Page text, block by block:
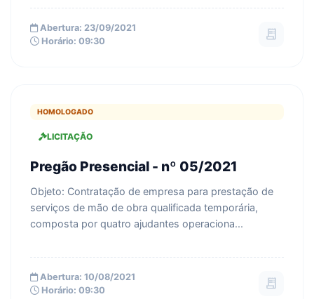
Abertura: 23/09/2021
Horário: 09:30
receipt_long
HOMOLOGADO
LICITAÇÃO
Pregão Presencial - nº 05/2021
Objeto: Contratação de empresa para prestação de
serviços de mão de obra qualificada temporária,
composta por quatro ajudantes operaciona...
Abertura: 10/08/2021
Horário: 09:30
receipt_long